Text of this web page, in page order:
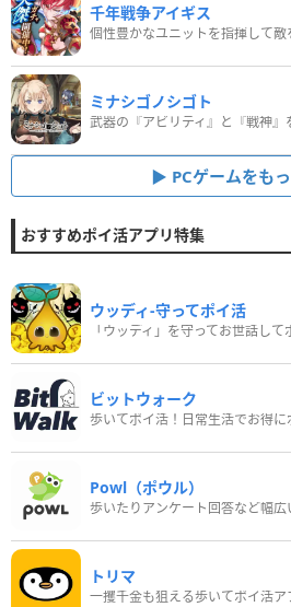
千年戦争アイギス
個性豊かなユニットを指揮して敵
ミナシゴノシゴト
PCゲームをも
おすすめポイ活アプリ特集
ウッディ‐守ってポイ活
「ウッディ」を守ってお世話して
ビットウォーク
Powl（ポウル）
トリマ
一攫千金も狙える歩いてポイ活ア